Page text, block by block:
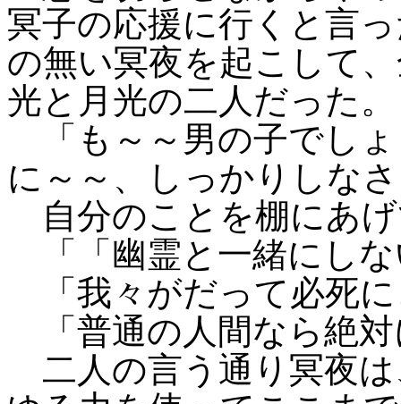
冥子の応援に行くと言
の無い冥夜を起こして
光と月光の二人だった。
「も～～男の子でし
に～～、しっかりしな
自分のことを棚にあ
「「幽霊と一緒にし
「我々がだって必死
「普通の人間なら絶
二人の言う通り冥夜